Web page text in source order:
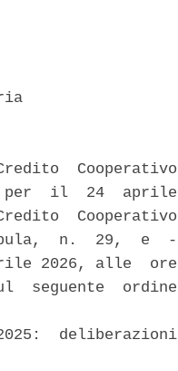
Cooperativo
per  il  24  aprile
Cooperativo
n.  29,  e  -
2026, alle  ore
seguente  ordine
deliberazioni